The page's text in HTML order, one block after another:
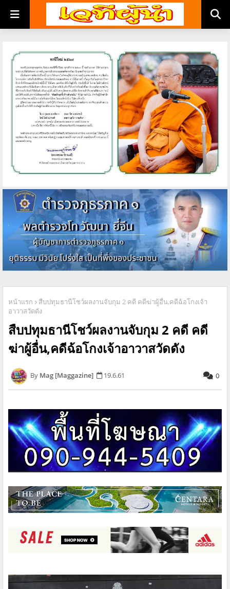
หน้าแรก
สืบปทุมธานีโชว์ผลงานจับกุม 2 คดี คดีฆ่าผู้อื่น,คดีฉ้อโกงเจ้า
อาวาสวัดดัง
สืบปทุมธานีโชว์ผลงานจับกุม 2 คดี คดี
ฆ่าผู้อื่น,คดีฉ้อโกงเจ้าอาวาสวัดดัง
Mag [Maggazine] 19.6.61 0